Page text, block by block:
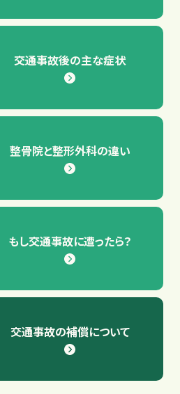
交通事故後の主な症状
整骨院と整形外科の違い
もし交通事故に遭ったら？
交通事故の補償について